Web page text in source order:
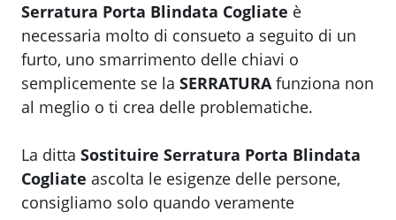
Serratura Porta Blindata Cogliate è
necessaria molto di consueto a seguito di un
furto, uno smarrimento delle chiavi o
semplicemente se la SERRATURAfunziona non
al meglio o ti crea delle problematiche.
La ditta Sostituire Serratura Porta Blindata
Cogliate ascolta le esigenze delle persone,
consigliamo solo quando veramente